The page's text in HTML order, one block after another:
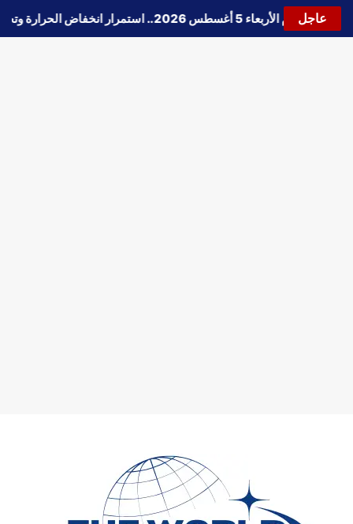
عاجل
اليوم الأربعاء 5 أغسطس 2026.. استمرار انخفاض الحرارة وتحذيرات من الشبورة واضطراب الملاحة